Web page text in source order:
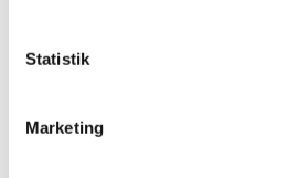
Statistik
Marketing